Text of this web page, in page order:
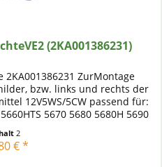
(2KA001386231)
2KA001386231 ZurMontage
bzw. links und rechts der
12V5WS/5CW passend für:
5670 5680 5680H 5690
2
€ *